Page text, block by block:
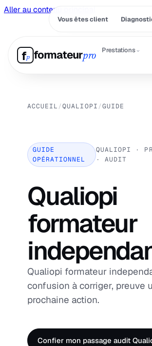
Aller au contenu principal
Vous êtes client
fp formateurpro
Prestations⌄
ACCUEIL /QUALIOPI /GUIDE
GUIDE
OPÉRATIONNEL
QUALIOPI ·
· AUDIT
Qualiopi
formateur
Qualiopi formateur
confusion à corriger, preuve
prochaine action.
Confier mon passage audit